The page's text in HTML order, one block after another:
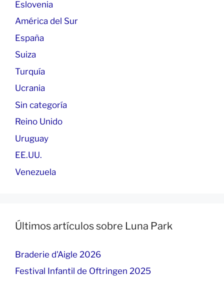
Eslovenia
América del Sur
España
Suiza
Turquía
Ucrania
Sin categoría
Reino Unido
Uruguay
EE.UU.
Venezuela
Últimos artículos sobre Luna Park
Braderie d'Aigle 2026
Festival Infantil de Oftringen 2025